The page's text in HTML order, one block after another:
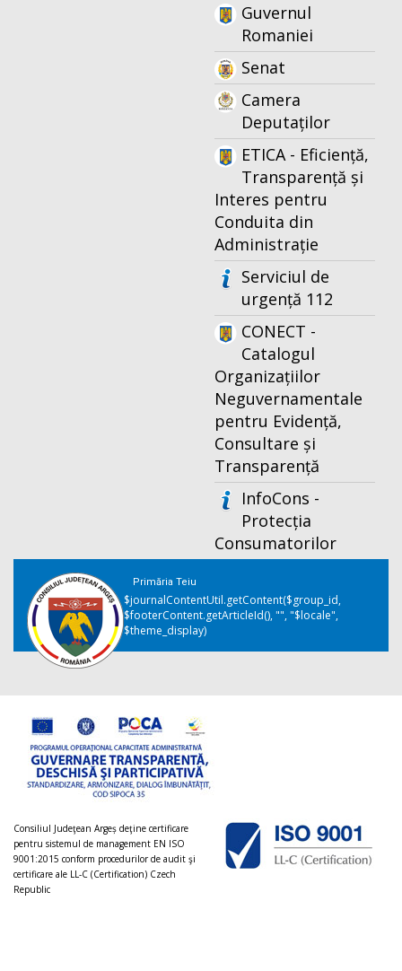
Guvernul
Romaniei
Senat
Camera
Deputaților
ETICA - Eficiență,
Transparență și
Interes pentru
Conduita din
Administrație
Serviciul de
urgență 112
CONECT -
Catalogul
Organizațiilor
Neguvernamentale
pentru Evidență,
Consultare și
Transparență
InfoCons -
Protecția
Consumatorilor
Primăria Teiu
$journalContentUtil.getContent($group_id,
$footerContent.getArticleId(), "", "$locale",
$theme_display)
Consiliul Judeţean Argeș deţine certificare
pentru sistemul de management EN ISO
9001:2015 conform procedurilor de audit şi
certificare ale LL-C (Certification) Czech
Republic